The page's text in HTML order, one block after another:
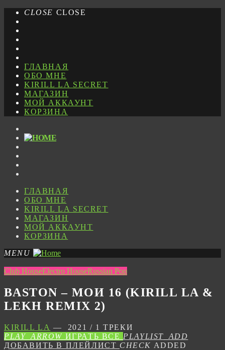
CLOSE CLOSE
ГЛАВНАЯ
ОБО МНЕ
KIRILL LA SECRET
МАГАЗИН
МОЙ АККАУНТ
КОРЗИНА
ГЛАВНАЯ
ОБО МНЕ
KIRILL LA SECRET
МАГАЗИН
МОЙ АККАУНТ
КОРЗИНА
MENU
Club HouseElectro HouseRussian Pop
BASTON – МОИ 16 (KIRILL LA &
LEKH REMIX 2)
KIRILL LA — 2021 / 1 ТРЕКИ
PLAY_ARROW ИГРАТЬ ВСЕ PLAYLIST_ADD
ДОБАВИТЬ В ПЛЕЙЛИСТ CHECK ADDED